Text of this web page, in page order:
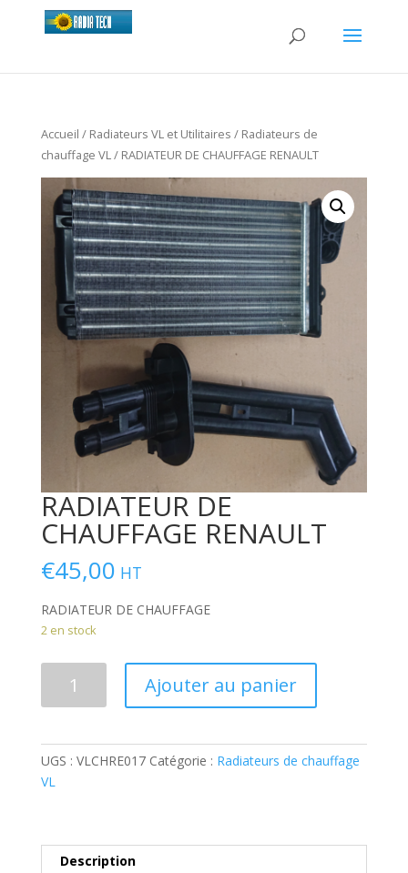
Accueil / Radiateurs VL et Utilitaires / Radiateurs de
chauffage VL/ RADIATEUR DE CHAUFFAGE RENAULT
RADIATEUR DE
CHAUFFAGE RENAULT
€45,00 HT
RADIATEUR DE CHAUFFAGE
2 en stock
CHAUFFAGE
RENAULT
Ajouter au panier
UGS : VLCHRE017 Catégorie : Radiateurs de chauffage
VL
Description